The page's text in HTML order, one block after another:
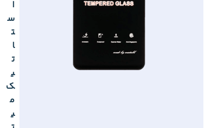
ا
س
ت
ا
ت
ی
ک
م
ی